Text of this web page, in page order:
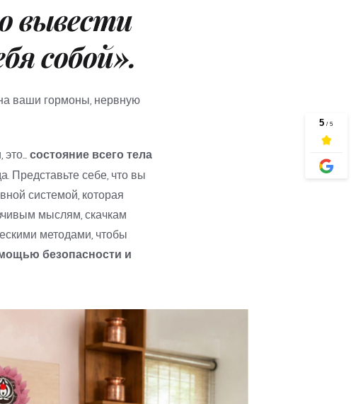
вывести
собой».
ваши гормоны, нервную
состояние всего тела
Представьте себе, что вы
системой, которая
мыслям, скачкам
безопасности и